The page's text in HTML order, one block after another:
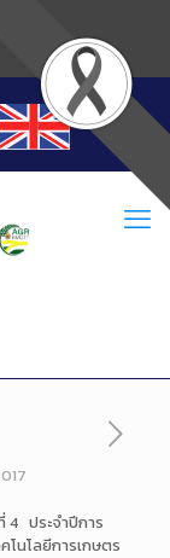
4 ประจำปีการ
นโลยีการเกษตร